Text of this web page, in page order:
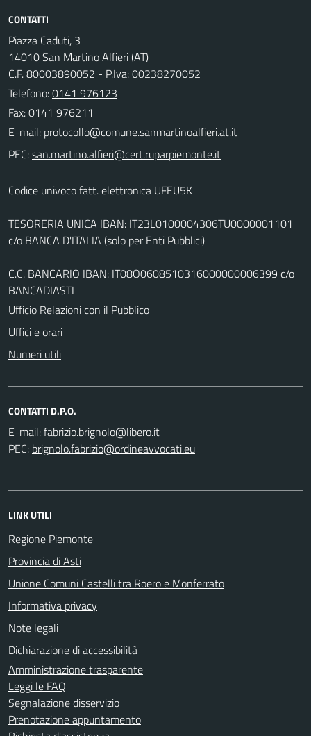
CONTATTI
Piazza Caduti, 3
14010 San Martino Alfieri (AT)
C.F. 80003890052 - P.Iva: 00238270052
Telefono:0141 976123
Fax: 0141 976211
E-mail:
PEC:
Codice univoco fatt. elettronica UFEU5K
TESORERIA UNICA IBAN: IT23L0100004306TU0000001101
c/o BANCA D'ITALIA (solo per Enti Pubblici)
C.C. BANCARIO IBAN: IT08O0608510316000000006399 c/o
BANCADIASTI
Ufficio Relazioni con il Pubblico
Uffici e orari
Numeri utili
CONTATTI D.P.O.
E-mail:
PEC:
LINK UTILI
Regione Piemonte
Provincia di Asti
Unione Comuni Castelli tra Roero e Monferrato
Informativa privacy
Note legali
Dichiarazione di accessibilità
Amministrazione trasparente
Leggi le FAQ
Segnalazione disservizio
Prenotazione appuntamento